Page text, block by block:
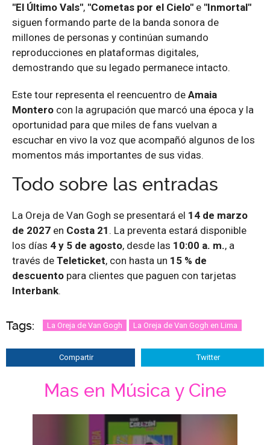
"El Último Vals", "Cometas por el Cielo" e "Inmortal"
siguen formando parte de la banda sonora de
millones de personas y continúan sumando
reproducciones en plataformas digitales,
demostrando que su legado permanece intacto.
Este tour representa el reencuentro de Amaia
Montero con la agrupación que marcó una época y la
oportunidad para que miles de fans vuelvan a
escuchar en vivo la voz que acompañó algunos de los
momentos más importantes de sus vidas.
Todo sobre las entradas
La Oreja de Van Gogh se presentará el 14 de marzo
de 2027 en Costa 21 . La preventa estará disponible
los días 4 y 5 de agosto, desde las 10:00 a. m., a
través de Teleticket, con hasta un 15 % de
descuento para clientes que paguen con tarjetas
Interbank.
Tags: La Oreja de Van Gogh La Oreja de Van Gogh en Lima
Compartir Twitter
Mas en Música y Cine